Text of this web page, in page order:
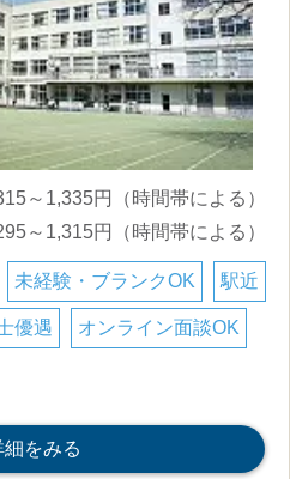
～1,335円（時間帯による）
～1,315円（時間帯による）
未経験・ブランクOK 駅近
優遇 オンライン面談OK
細をみる